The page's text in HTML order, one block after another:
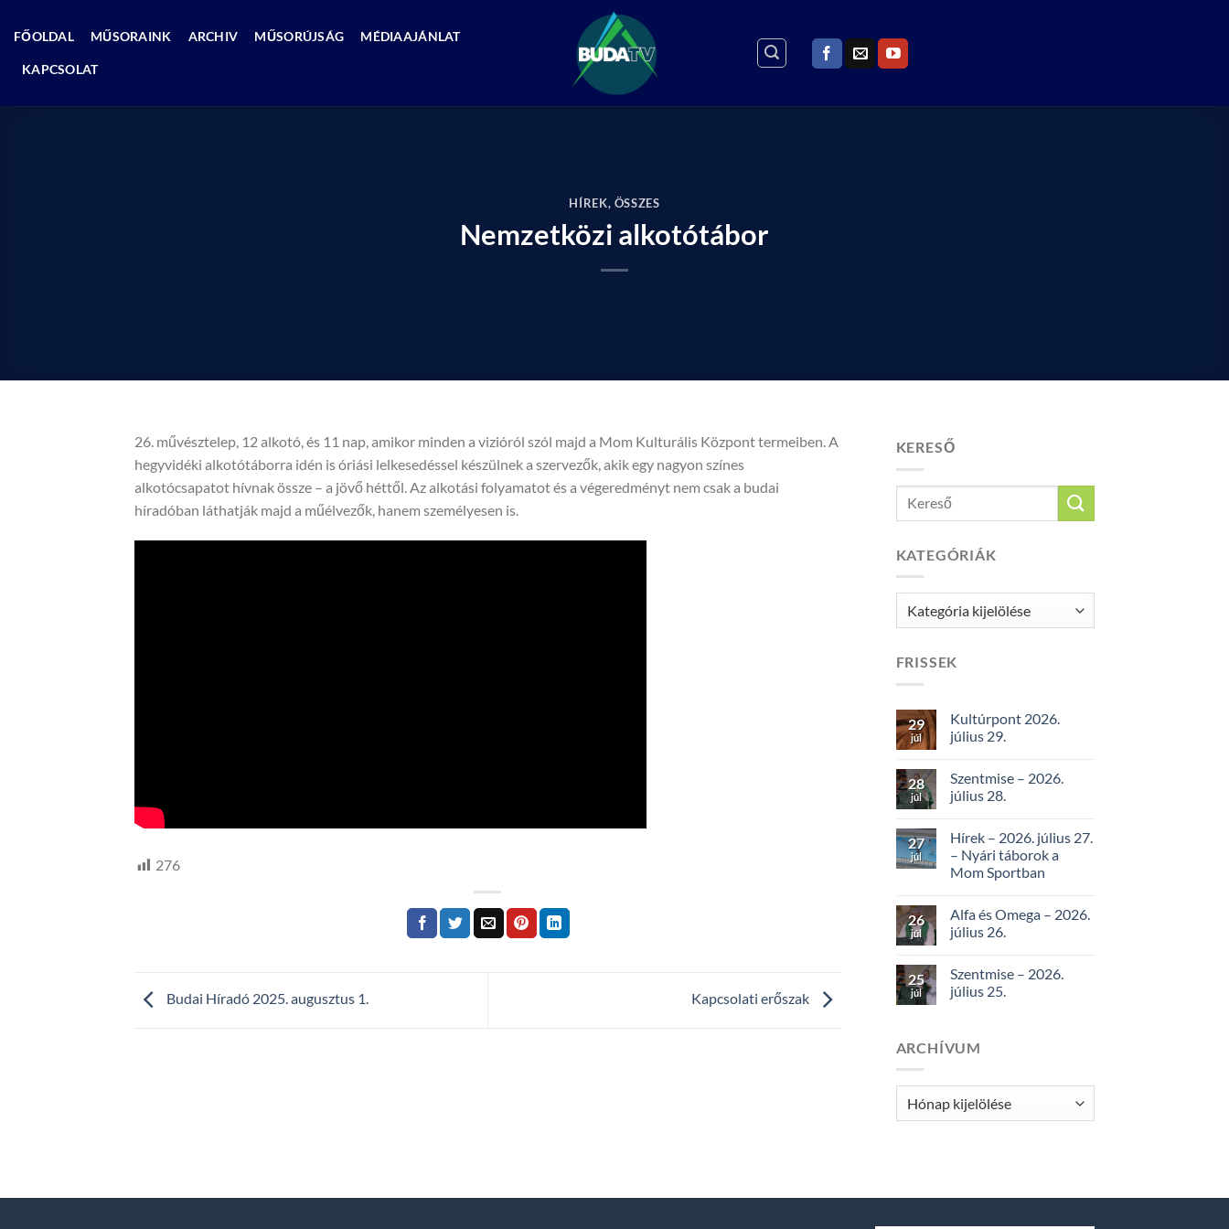
FŐOLDAL MŰSORAINK ARCHIV MŰSORÚJSÁG MÉDIAAJÁNLAT
KAPCSOLAT
HÍREK, ÖSSZES
Nemzetközi alkotótábor
26. művésztelep, 12 alkotó, és 11 nap, amikor minden a vizióról szól majd a Mom Kulturális Központ termeiben. A
hegyvidéki alkotótáborra idén is óriási lelkesedéssel készülnek a szervezők, akik egy nagyon színes
alkotócsapatot hívnak össze – a jövő héttől. Az alkotási folyamatot és a végeredményt nem csak a budai
híradóban láthatják majd a műélvezők, hanem személyesen is.
276
Budai Híradó 2025. augusztus 1. Kapcsolati erőszak
KERESŐ
KATEGÓRIÁK
Kategóriák
FRISSEK
29
júl
Kultúrpont 2026.
július 29.
28
júl
Szentmise – 2026.
július 28.
27
júl
Hírek – 2026. július 27.
– Nyári táborok a
Mom Sportban
26
júl
Alfa és Omega – 2026.
július 26.
25
júl
Szentmise – 2026.
július 25.
ARCHÍVUM
Archívum